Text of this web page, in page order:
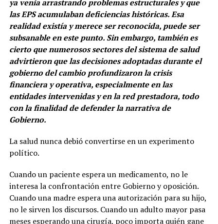
ya venía arrastrando problemas estructurales y que
las EPS acumulaban deficiencias históricas. Esa
realidad existía y merece ser reconocida, puede ser
subsanable en este punto. Sin embargo, también es
cierto que numerosos sectores del sistema de salud
advirtieron que las decisiones adoptadas durante el
gobierno del cambio profundizaron la crisis
financiera y operativa, especialmente en las
entidades intervenidas y en la red prestadora, todo
con la finalidad de defender la narrativa de
Gobierno.
La salud nunca debió convertirse en un experimento
político.
Cuando un paciente espera un medicamento, no le
interesa la confrontación entre Gobierno y oposición.
Cuando una madre espera una autorización para su hijo,
no le sirven los discursos. Cuando un adulto mayor pasa
meses esperando una cirugía, poco importa quién gane